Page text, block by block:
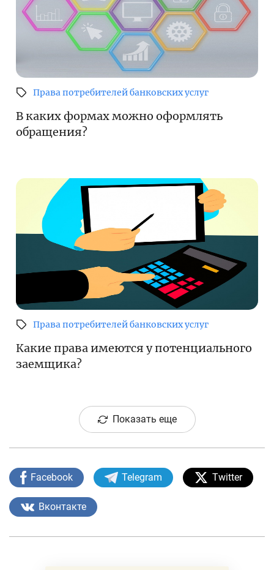
Права потребителей банковских услуг
В каких формах можно оформлять
обращения?
Права потребителей банковских услуг
Какие права имеются у потенциального
заемщика?
Показать еще
Facebook Telegram Twitter
Вконтакте